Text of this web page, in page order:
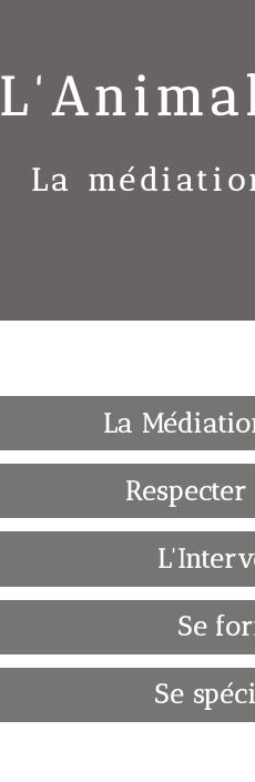
La
La
Se
Se